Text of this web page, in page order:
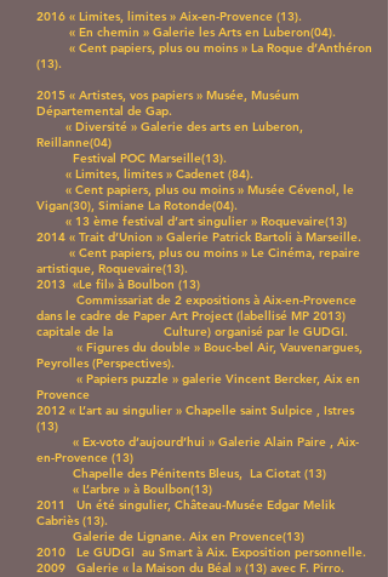
2016 « Limites, limites » Aix-en-Provence (13).
« En chemin » Galerie les Arts en Luberon(04).
« Cent papiers, plus ou moins » La Roque d’Anthéron
(13).
2015 « Artistes, vos papiers » Musée, Muséum
Départemental de Gap.
« Diversité » Galerie des arts en Luberon,
Reillanne(04)
Festival POC Marseille(13).
« Limites, limites » Cadenet (84).
« Cent papiers, plus ou moins » Musée Cévenol, le
Vigan(30), Simiane La Rotonde(04).
« 13 ème festival d’art singulier » Roquevaire(13)
2014 « Trait d’Union » Galerie Patrick Bartoli à Marseille.
« Cent papiers, plus ou moins » Le Cinéma, repaire
artistique, Roquevaire(13).
2013 «Le fil» à Boulbon (13)
Commissariat de 2 expositions à Aix-en-Provence
dans le cadre de Paper Art Project (labellisé MP 2013)
capitale de la Culture) organisé par le GUDGI.
« Figures du double » Bouc-bel Air, Vauvenargues,
Peyrolles (Perspectives).
« Papiers puzzle » galerie Vincent Bercker, Aix en
Provence
2012 « L’art au singulier » Chapelle saint Sulpice , Istres
(13)
« Ex-voto d’aujourd’hui » Galerie Alain Paire , Aix-
en-Provence (13)
Chapelle des Pénitents Bleus, La Ciotat (13)
« L’arbre » à Boulbon(13)
2011 Un été singulier, Château-Musée Edgar Melik
Cabriès (13).
Galerie de Lignane. Aix en Provence(13)
2010 Le GUDGI au Smart à Aix. Exposition personnelle.
2009 Galerie « la Maison du Béal » (13) avec F. Pirro.